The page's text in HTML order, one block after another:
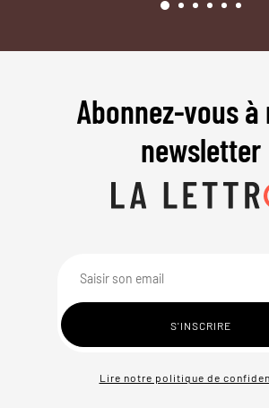
Abonnez-vous
newsletter
Lire notre politique de